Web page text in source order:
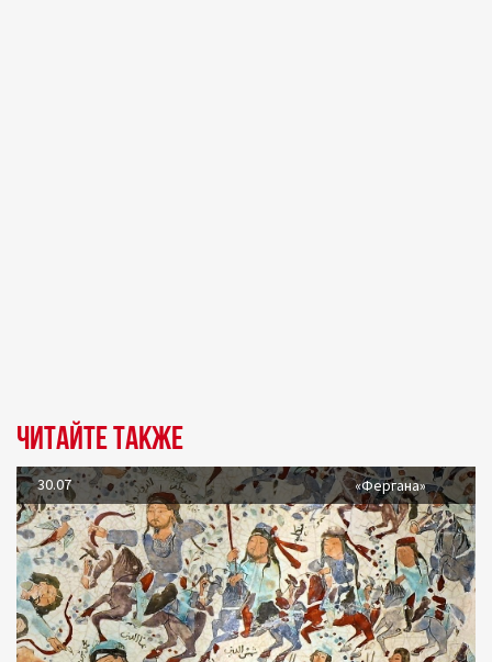
Читайте также
30.07 «Фергана»